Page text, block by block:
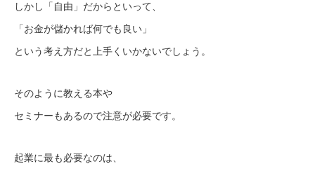
しかし「自由」だからといって、
「お金が儲かれば何でも良い」
という考え方だと上手くいかないでしょう。
そのように教える本や
セミナーもあるので注意が必要です。
起業に最も必要なのは、